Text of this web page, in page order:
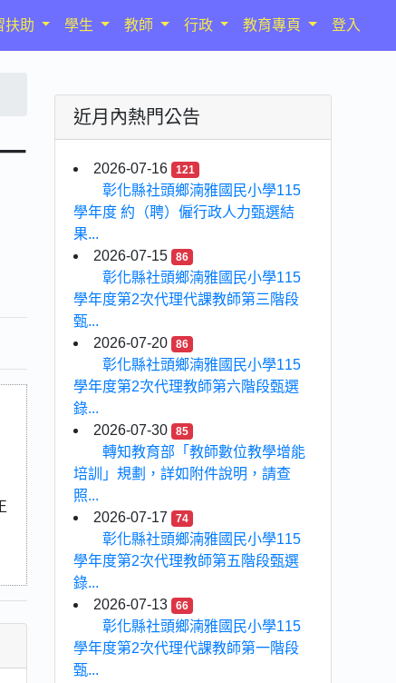
扶助 學生 教師 行政 教育專頁 登入
近月內熱門公告
2026-07-16 121
彰化縣社頭鄉湳雅國民小學115
學年度 約（聘）僱行政人力甄選結
果...
2026-07-15
86
彰化縣社頭鄉湳雅國民小學115
學年度第2次代理代課教師第三階段
甄...
2026-07-20
86
彰化縣社頭鄉湳雅國民小學115
學年度第2次代理教師第六階段甄選
錄...
2026-07-30
85
轉知教育部「教師數位教學增能
培訓」規劃，詳如附件說明，請查
照...
2026-07-17
74
彰化縣社頭鄉湳雅國民小學115
學年度第2次代理教師第五階段甄選
錄...
2026-07-13
66
彰化縣社頭鄉湳雅國民小學115
學年度第2次代理代課教師第一階段
甄...